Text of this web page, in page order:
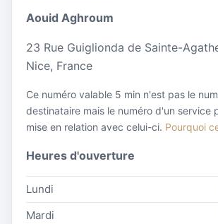
Aouid Aghroum
23 Rue Guiglionda de Sainte-
Nice, France
Ce numéro valable 5 min n'est pas le
destinataire mais le numéro d'un service
mise en relation avec celui-ci. Pourquoi
Heures d'ouverture
Lundi
Mardi